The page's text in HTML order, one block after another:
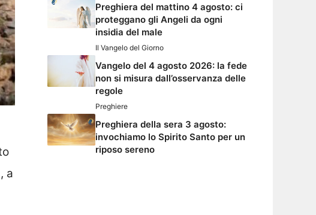
a
Preghiera del mattino 4 agosto: ci
proteggano gli Angeli da ogni
insidia del male
Il Vangelo del Giorno
Vangelo del 4 agosto 2026: la fede
non si misura dall’osservanza delle
regole
Preghiere
Preghiera della sera 3 agosto:
invochiamo lo Spirito Santo per un
riposo sereno